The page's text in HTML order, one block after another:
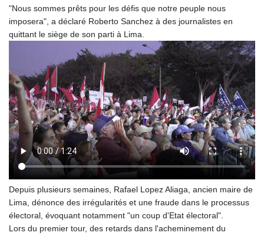
"Nous sommes prêts pour les défis que notre peuple nous
imposera", a déclaré Roberto Sanchez à des journalistes en
quittant le siège de son parti à Lima.
Depuis plusieurs semaines, Rafael Lopez Aliaga, ancien maire de
Lima, dénonce des irrégularités et une fraude dans le processus
électoral, évoquant notamment "un coup d'Etat électoral".
Lors du premier tour, des retards dans l'acheminement du